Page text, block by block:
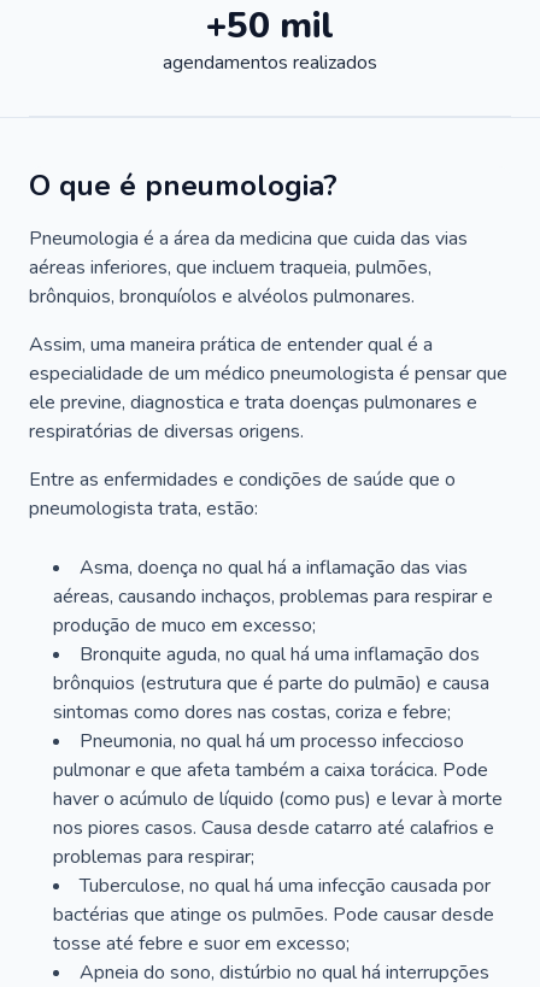
+50 mil
agendamentos realizados
O que é pneumologia?
Pneumologia é a área da medicina que cuida das vias
aéreas inferiores, que incluem traqueia, pulmões,
brônquios, bronquíolos e alvéolos pulmonares.
Assim, uma maneira prática de entender qual é a
especialidade de um médico pneumologista é pensar que
ele previne, diagnostica e trata doenças pulmonares e
respiratórias de diversas origens.
Entre as enfermidades e condições de saúde que o
pneumologista trata, estão:
Asma, doença no qual há a inflamação das vias
aéreas, causando inchaços, problemas para respirar e
produção de muco em excesso;
Bronquite aguda, no qual há uma inflamação dos
brônquios (estrutura que é parte do pulmão) e causa
sintomas como dores nas costas, coriza e febre;
Pneumonia, no qual há um processo infeccioso
pulmonar e que afeta também a caixa torácica. Pode
haver o acúmulo de líquido (como pus) e levar à morte
nos piores casos. Causa desde catarro até calafrios e
problemas para respirar;
Tuberculose, no qual há uma infecção causada por
bactérias que atinge os pulmões. Pode causar desde
tosse até febre e suor em excesso;
Apneia do sono, distúrbio no qual há interrupções